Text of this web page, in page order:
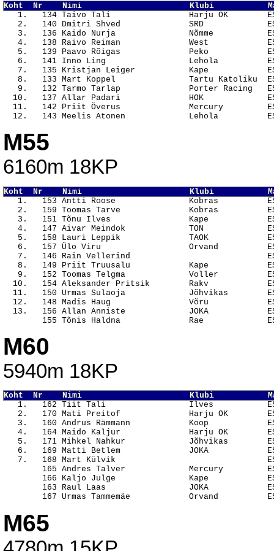
Koht  Nr    Nimi                      Klubi
1.   134 Taivo Tali                Harju OK
2.   140 Dmitri Shved              SRD
3.   136 Kaido Nurja               Nõmme
4.   138 Raivo Reiman              West
5.   139 Paavo Rõigas              Peko
6.   141 Inno Ling                 Lehola
7.   135 Kristjan Leiger           Kape
8.   133 Mart Koppel               Tartu Katoliku
9.   132 Tarmo Tarlap              Porter Racing
10.   137 Allar Padari              HOK
11.   142 Priit Överus              Mercury
M55
6160m 18KP
Koht  Nr    Nimi                      Klubi
1.   153 Antti Roose               Kobras
2.   159 Toomas Tarve              Kobras
3.   151 Tõnu Ilves                Kape
4.   147 Aivar Meindok             TON
5.   158 Lauri Leppik              TAOK
6.   157 Ülo Viru                  Orvand
7.   146 Rain Vellerind
8.   149 Priit Truusalu            Kape
9.   152 Toomas Telgma             Voller
10.   154 Aleksander Pritsik        Rakv
11.   150 Urmas Sulaoja             Jõhvikas
12.   148 Madis Haug                Võru
13.   156 Allan Anniste             JOKA
M60
5940m 18KP
Koht  Nr    Nimi                      Klubi
1.   162 Tiit Tali                 Ilves
2.   170 Mati Preitof              Harju OK
3.   160 Andrus Rämmann            Koop
4.   164 Maido Kaljur              Harju OK
5.   171 Mihkel Nahkur             Jõhvikas
6.   169 Matti Betlem              JOKA
7.   168 Mart Külvik
165 Andres Talver             Mercury
166 Kaljo Julge               Kape
163 Raul Laas                 JOKA
M65